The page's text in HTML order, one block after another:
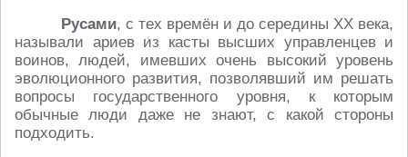
Русами, с тех времён и до середины ХХ века,
называли ариев из касты высших управленцев и
воинов, людей, имевших очень высокий уровень
эволюционного развития, позволявший им решать
вопросы государственного уровня, к которым
обычные люди даже не знают, с какой стороны
подходить.